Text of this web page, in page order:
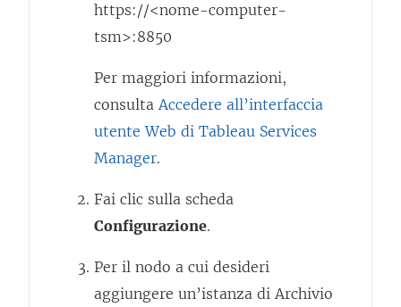
https://<nome-computer-
tsm>:8850
Per maggiori informazioni,
consultaAccedere all’interfaccia
utente Web di Tableau Services
Manager.
Fai clic sulla scheda
Configurazione.
Per il nodo a cui desideri
aggiungere un’istanza di Archivio